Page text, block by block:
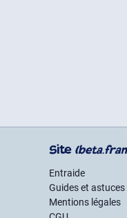
Site
Entraide
Guides et astuces
Mentions légales